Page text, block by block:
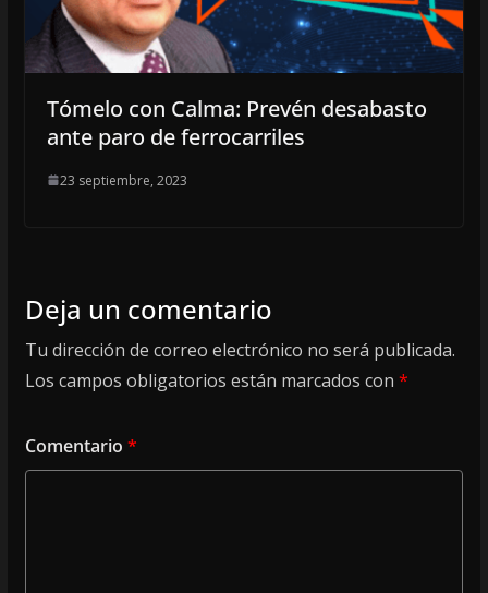
Tómelo con Calma: Prevén desabasto
ante paro de ferrocarriles
23 septiembre, 2023
Deja un comentario
Tu dirección de correo electrónico no será publicada.
Los campos obligatorios están marcados con *
Comentario *